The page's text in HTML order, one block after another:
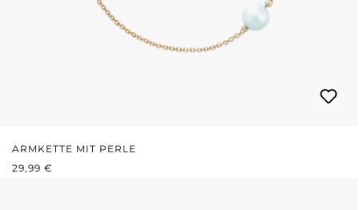
ARMKETTE MIT PERLE
REGULÄRER PREIS:
29,99 €